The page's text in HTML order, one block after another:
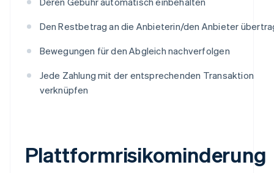
Den Restbetrag an die Anbieterin/den Anbieter
Bewegungen für den Abgleich nachverfolgen
Jede Zahlung mit der entsprechenden Transaktion
verknüpfen
Plattformrisikominderung